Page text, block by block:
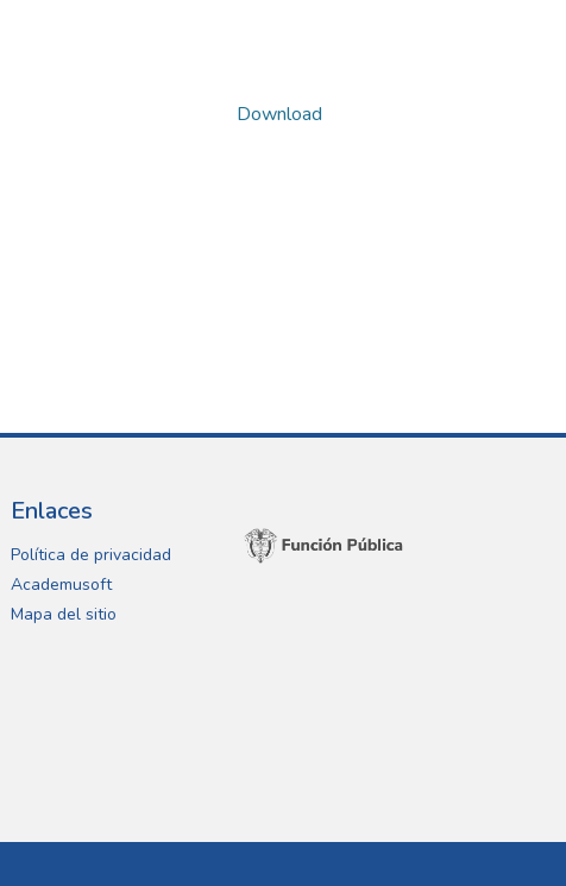
Download
Enlaces
Política de privacidad
Academusoft
Mapa del sitio